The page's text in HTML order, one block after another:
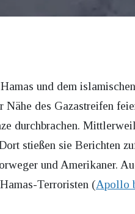
und dem
Nähe des Gazastreifen
durchbrachen.
stießen sie Berichten
und Amerikaner.
Terroristen (Apollo